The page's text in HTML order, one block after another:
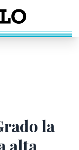
la
alta